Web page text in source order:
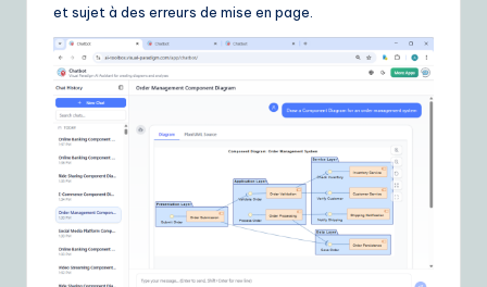
ui
d
et sujet à des erreurs de mise en page.